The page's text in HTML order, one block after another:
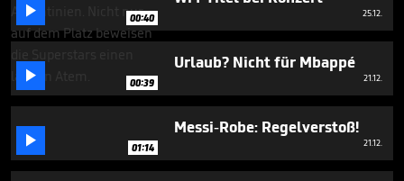
 00:40 25.12.
 00:39
Urlaub? Nicht für Mbappé
21.12.
 01:14
Messi-Robe: Regelverstoß!
21.12.